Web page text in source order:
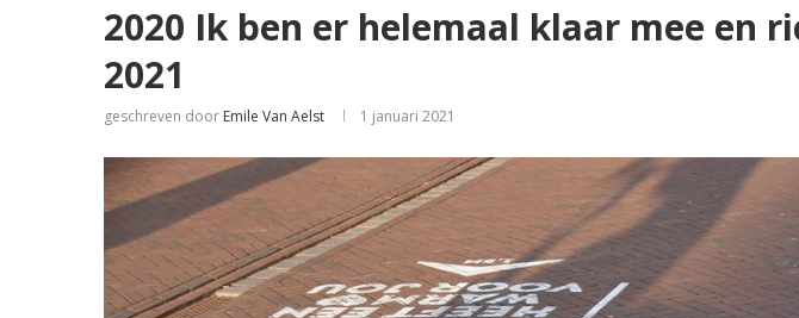
2020 Ik ben er helemaal klaar mee en
2021
geschreven door Emile Van Aelst 1 januari 2021